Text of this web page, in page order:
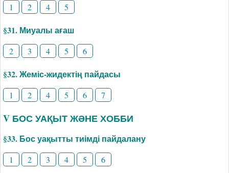
1 2 4 5
§31. Миуалы ағаш
2 3 4 5 6
§32. Жеміс-жидектің пайдасы
1 2 4 5 6 7
V БОС УАҚЫТ ЖӘНЕ ХОББИ
§33. Бос уақытты тиімді пайдалану
1 2 3 4 5 6